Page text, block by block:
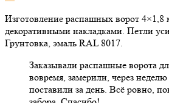
Изготовление распашных ворот 4×1,8
декоративными накладками. Петли
Грунтовка, эмаль RAL 8017.
Заказывали распашные ворота
вовремя, замерили, через
поставили за день. Всё ровно,